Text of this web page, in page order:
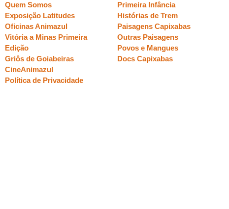
Quem Somos
Exposição Latitudes
Oficinas Animazul
Vitória a Minas Primeira
Edição
Griôs de Goiabeiras
CineAnimazul
Política de Privacidade
Primeira Infância
Histórias de Trem
Paisagens Capixabas
Outras Paisagens
Povos e Mangues
Docs Capixabas